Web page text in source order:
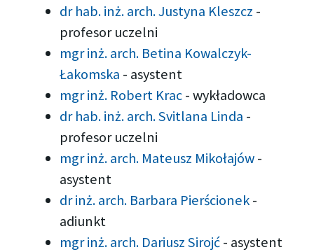
dr hab. inż. arch. Justyna Kleszcz -
profesor uczelni
mgr inż. arch. Betina Kowalczyk-
Łakomska - asystent
mgr inż. Robert Krac-wykładowca
dr hab. inż. arch. Svitlana Linda -
profesor uczelni
mgr inż. arch. Mateusz Mikołajów-
asystent
dr inż. arch. Barbara Pierścionek-
adiunkt
mgr inż. arch. Dariusz Sirojć- asystent